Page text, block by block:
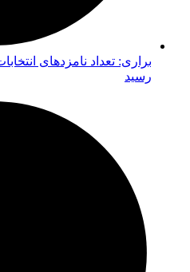
رسید